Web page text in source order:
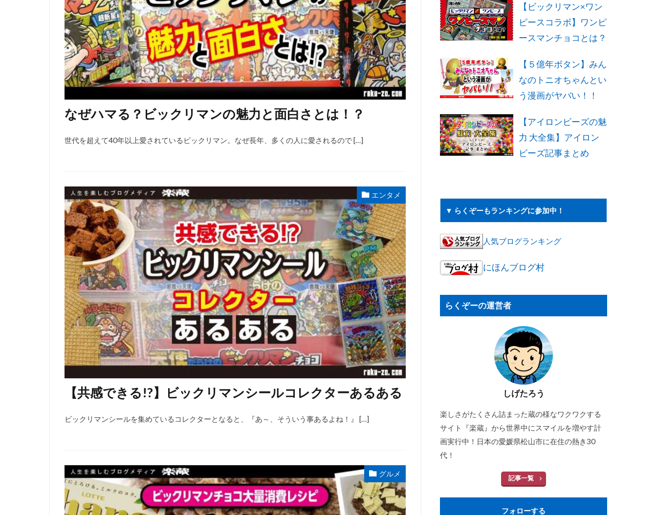
なぜハマる？ビックリマンの魅力と面白さとは！？
世代を超えて40年以上愛されているビックリマン。なぜ長年、多くの人に愛されるので […]
エンタメ
【共感できる!?】ビックリマンシールコレクターあるある
ビックリマンシールを集めているコレクターとなると、『あ～、そういう事あるよね！』 […]
グルメ
【ビックリマン×ワン
ピースコラボ】ワンピ
ースマンチョコとは？
【５億年ボタン】みん
なのトニオちゃんとい
う漫画がヤバい！！
【アイロンビーズの魅
力 大全集】アイロン
ビーズ記事まとめ
▼ らくぞーもランキングに参加中！
人気ブログランキング
にほんブログ村
らくぞーの運営者
しげたろう
楽しさがたくさん詰まった蔵の様なワクワクする
サイト『楽蔵』から世界中にスマイルを増やす計
画実行中！日本の愛媛県松山市に在住の熱き30
代！
記事一覧
フォローする